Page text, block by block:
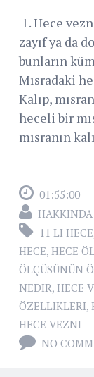
1. Hece
zayıf ya da
bunların
Mısradaki
Kalıp,
heceli bir
mısranın
01:55:00
11 LI HECE
HECE, HECE
ÖLÇÜSÜNÜN
NEDIR, HECE
ÖZELLIKLERI,
HECE VEZNI
NO